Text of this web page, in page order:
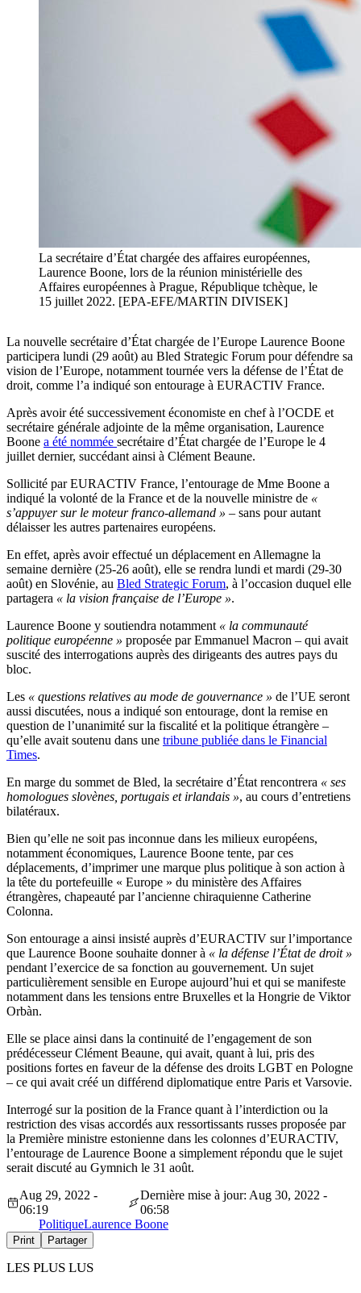
La secrétaire d’État chargée des affaires européennes,
Laurence Boone, lors de la réunion ministérielle des
Affaires européennes à Prague, République tchèque, le
15 juillet 2022. [EPA-EFE/MARTIN DIVISEK]
La nouvelle secrétaire d’État chargée de l’Europe Laurence Boone
participera lundi (29 août) au Bled Strategic Forum pour défendre sa
vision de l’Europe, notamment tournée vers la défense de l’État de
droit, comme l’a indiqué son entourage à EURACTIV France.
Après avoir été successivement économiste en chef à l’OCDE et
secrétaire générale adjointe de la même organisation, Laurence
Boone a été nommée secrétaire d’État chargée de l’Europe le 4
juillet dernier, succédant ainsi à Clément Beaune.
Sollicité par EURACTIV France, l’entourage de Mme Boone a
indiqué la volonté de la France et de la nouvelle ministre de «
s’appuyer sur le moteur franco-allemand » – sans pour autant
délaisser les autres partenaires européens.
En effet, après avoir effectué un déplacement en Allemagne la
semaine dernière (25-26 août), elle se rendra lundi et mardi (29-30
août) en Slovénie, au Bled Strategic Forum, à l’occasion duquel elle
partagera « la vision française de l’Europe ».
Laurence Boone y soutiendra notamment « la communauté
politique européenne » proposée par Emmanuel Macron – qui avait
suscité des interrogations auprès des dirigeants des autres pays du
bloc.
Les « questions relatives au mode de gouvernance » de l’UE seront
aussi discutées, nous a indiqué son entourage, dont la remise en
question de l’unanimité sur la fiscalité et la politique étrangère –
qu’elle avait soutenu dans une tribune publiée dans le Financial
Times.
En marge du sommet de Bled, la secrétaire d’État rencontrera « ses
homologues slovènes, portugais et irlandais », au cours d’entretiens
bilatéraux.
Bien qu’elle ne soit pas inconnue dans les milieux européens,
notamment économiques, Laurence Boone tente, par ces
déplacements, d’imprimer une marque plus politique à son action à
la tête du portefeuille « Europe » du ministère des Affaires
étrangères, chapeauté par l’ancienne chiraquienne Catherine
Colonna.
Son entourage a ainsi insisté auprès d’EURACTIV sur l’importance
que Laurence Boone souhaite donner à « la défense l’État de droit »
pendant l’exercice de sa fonction au gouvernement. Un sujet
particulièrement sensible en Europe aujourd’hui et qui se manifeste
notamment dans les tensions entre Bruxelles et la Hongrie de Viktor
Orbàn.
Elle se place ainsi dans la continuité de l’engagement de son
prédécesseur Clément Beaune, qui avait, quant à lui, pris des
positions fortes en faveur de la défense des droits LGBT en Pologne
– ce qui avait créé un différend diplomatique entre Paris et Varsovie.
Interrogé sur la position de la France quant à l’interdiction ou la
restriction des visas accordés aux ressortissants russes proposée par
la Première ministre estonienne dans les colonnes d’EURACTIV,
l’entourage de Laurence Boone a simplement répondu que le sujet
serait discuté au Gymnich le 31 août.
Aug 29, 2022 -
06:19
Dernière mise à jour: Aug 30, 2022 -
06:58
PolitiqueLaurence Boone
Print Partager
LES PLUS LUS